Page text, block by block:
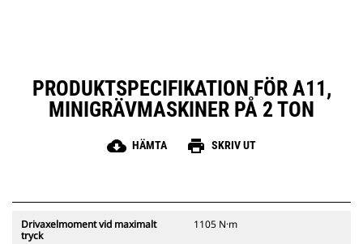
PRODUKTSPECIFIKATION FÖR A11,
MINIGRÄVMASKINER PÅ 2 TON
cloud_download HÄMTA print SKRIV UT
Drivaxelmoment vid maximalt
tryck
1105 N·m